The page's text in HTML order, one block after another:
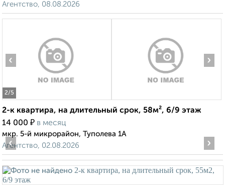
Агентство, 08.08.2026
2/5
‹ ›
2-к квартира, на длительный срок, 58м², 6/9 этаж
14 000 ₽ в месяц
мкр. 5-й микрорайон, Туполева 1А
Агентство, 02.08.2026
‹ ›